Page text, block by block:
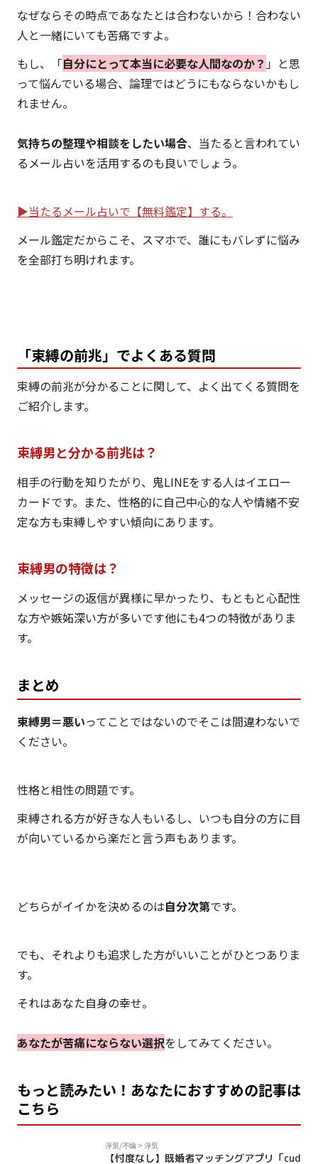
なぜならその時点であなたとは合わないから！合わない
人と一緒にいても苦痛ですよ。
もし、「自分にとって本当に必要な人間なのか？ 」と思
って悩んでいる場合、論理ではどうにもならないかもし
れません。
気持ちの整理や相談をしたい場合、当たると言われてい
るメール占いを活用するのも良いでしょう。
▶︎当たるメール占いで【無料鑑定】する。
メール鑑定だからこそ、スマホで、誰にもバレずに悩み
を全部打ち明けれます。
「束縛の前兆」でよくある質問
束縛の前兆が分かることに関して、よく出てくる質問を
ご紹介します。
束縛男と分かる前兆は？
相手の行動を知りたがり、鬼LINEをする人はイエロー
カードです。また、性格的に自己中心的な人や情緒不安
定な方も束縛しやすい傾向にあります。
束縛男の特徴は？
メッセージの返信が異様に早かったり、もともと心配性
な方や嫉妬深い方が多いです他にも4つの特徴がありま
す。
まとめ
束縛男＝悪いってことではないのでそこは間違わないで
ください。
性格と相性の問題です。
束縛される方が好きな人もいるし、いつも自分の方に目
が向いているから楽だと言う声もあります。
どちらがイイかを決めるのは自分次第です。
でも、それよりも追求した方がいいことがひとつありま
す。
それはあなた自身の幸せ。
あなたが苦痛にならない選択をしてみてください。
もっと読みたい！あなたにおすすめの記事は
こちら
浮気/不倫 > 浮気
【忖度なし】既婚者マッチングアプリ「cud